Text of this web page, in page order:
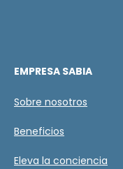
l
a
s
e
f
c
c
EMPRESA SABIA
Sobre nosotros
Beneficios
Eleva la conciencia